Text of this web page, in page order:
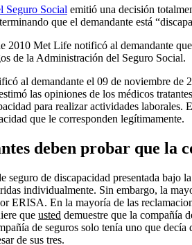
Seguro Social emitió una decisión
que el demandante está
2010 Met Life notificó al demandante
de la Administración del Seguro Social.
al demandante el 09 de noviembre de
las opiniones de los médicos
para realizar actividades
que le corresponden legítimamente.
deben probar que la
seguro de discapacidad presentada bajo
individualmente. Sin embargo, la
ERISA. En la mayoría de las
que usted demuestre que la compañía
de seguros solo tenía uno que
de sus tres.